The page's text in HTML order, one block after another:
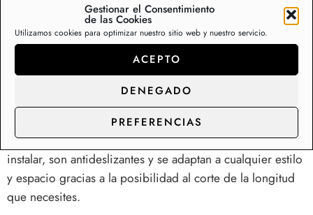
Gestionar el Consentimiento
de las Cookies
Utilizamos cookies para optimizar nuestro sitio web y nuestro servicio.
ACEPTO
DENEGADO
PREFERENCIAS
Moqueta barata para eventos por metros y rollos
Moqueta barata por metros, sin soporte de goma
(backing). Venta por metros continuos y rollos completos.
La alfombra moqueta está indicadapara salones y
dormitorios y jardín y terrazas. Fácil instalación.
Revestimiento de suelos en diferentes materiales,
grosores y diseños. Las moquetas son muy fáciles de
instalar, son antideslizantes y se adaptan a cualquier estilo
y espacio gracias a la posibilidad al corte de la longitud
que necesites.